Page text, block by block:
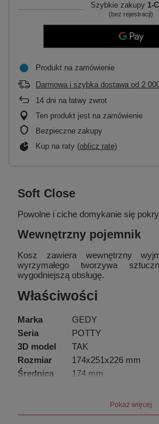
Szybkie zakupy 1-
(bez rejestracji)
Produkt na zamówienie
Darmowa i szybka dostawa od 2
14 dni na łatwy zwrot
Ten produkt jest na zamówienie
Bezpieczne zakupy
Kup na raty (oblicz ratę)
Soft Close
Powolne i ciche domykanie się
Wewnętrzny pojemnik
Kosz zawiera wewnętrzny
wyrzymałego tworzywa
wygodniejszą obsługę.
Właściwości
Marka
GEDY
Seria
POTTY
3D model
TAK
Rozmiar
174x251x226 mm
Średnica
174 mm
Głębokość
226 mm
Pokaż więcej